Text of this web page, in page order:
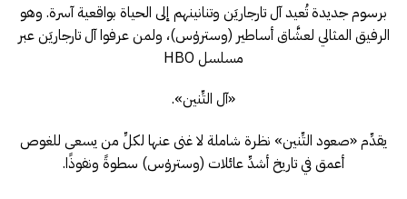
برسوم جديدة تُعيد آل تارجاريَن وتنانينهم إلى الحياة بواقعية آسرة. وهو
الرفيق المثالي لعشَّاق أساطير (وستروٰس)، ولمن عرفوا آل تارجاريَن عبر
مسلسل HBO
«آل التِّنين».
يقدِّم «صعود التِّنين» نظرة شاملة لا غنى عنها لكلِّ من يسعى للغوص
أعمق في تاريخ أشدِّ عائلات (وستروٰس) سطوةً ونفوذًا.